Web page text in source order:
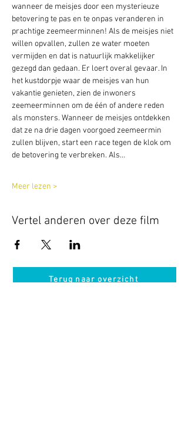
wanneer de meisjes door een mysterieuze
betovering te pas en te onpas veranderen in
prachtige zeemeerminnen! Als de meisjes niet
willen opvallen, zullen ze water moeten
vermijden en dat is natuurlijk makkelijker
gezegd dan gedaan. Er loert overal gevaar. In
het kustdorpje waar de meisjes van hun
vakantie genieten, zien de inwoners
zeemeerminnen om de één of andere reden
als monsters. Wanneer de meisjes ontdekken
dat ze na drie dagen voorgoed zeemeermin
zullen blijven, start een race tegen de klok om
de betovering te verbreken. Als…
Meer lezen >
Vertel anderen over deze film
Terug naar overzicht